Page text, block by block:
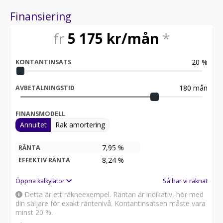
Utrustning (exempel) • Teakdurk i cockpit och på
badplattform • Bogpropeller • Fullt kapell i mycket gott
skick • Integrerad badplattform med stege • Modern
navigationsutrustning Väl underhållen och omsorgsfullt
extra. Boka tid för visning.
Finansiering
fr 5 175 kr/mån *
KONTANTINSATS 20 %
AVBETALNINGSTID 180 mån
FINANSMODELL
Annuitet Rak amortering
RÄNTA 7,95 %
EFFEKTIV RÄNTA 8,24 %
Öppna kalkylator Så har vi räknat
Detta är ett räkneexempel. Räntan är indikativ, hör med
din säljare för exakt räntenivå. Kontantinsatsen måste vara
minst 20 %.